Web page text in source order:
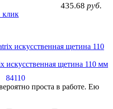
435.68 руб.
клик
искусственная щетина 110 мм
84110
проста в работе. Ею